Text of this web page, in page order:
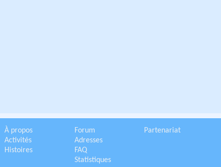
À propos
Activités
Histoires
Forum
Adresses
FAQ
Statistiques
Partenariat